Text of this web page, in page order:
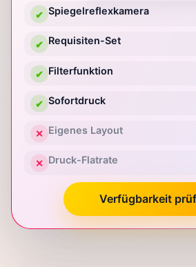
✔ Spiegelreflexkamera
✔ Requisiten-Set
✔ Filterfunktion
✔ Sofortdruck
✕ Eigenes Layout
✕ Druck-Flatrate
Verfügbarkeit